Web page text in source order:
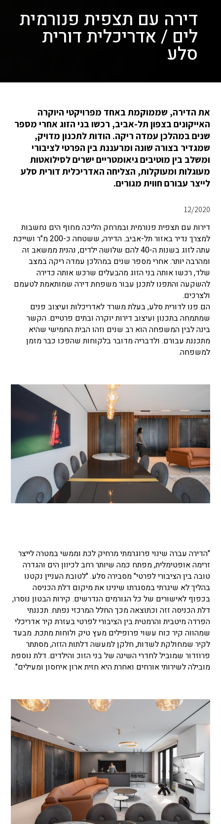
דירה עם תצפית פנורמית
לים / אדריכלית דורית
סלע
את הדירה, שממוקמת באחד מפרויקטי היוקרה
האייקונים בצפון תל-אביב, רכשו בני הזוג אחרי מספר
שנים במהלכן עמדה ריקה. הודות לתכנון מדויק,
שמגדיר בצורה שונה ומרעננת בין הפרטי לציבורי
ומשלב בין מוטיבים גיאומטריים ישרים לסילואטות
מעוגלות ומעוקלות, הצליחה האדריכלית דורית סלע
לייצר עבורם חווית מגורים.
12/2020
דירות עם תצפית פנורמית ובמרחק הליכה מחוף הים נחשבות
למצרך נדיר באזור תל-אביב. הדירה, ששטחה כ-200 מ"ר ושייכת
עתה לזוג בשנות ה-40 להם שלושה ילדים, נהנית ממשאב זה
ומהרבה יותר. אחרי מספר שנים במהלכן עמדה ריקה במצב
שלד, רכשו אותה בני הזוג מהבעלים שרכש אותה כדירה
להשקעה והתפנו לתכנן עבור משפחת דירה שמותאמת לטעמם
ולצרכים.
הם פנו לדורית סלע, בעלת משרד לאדריכלות ועיצוב פנים
שמתמחה בתכנון ועיצוב דירות יוקרה ובתים פרטיים. הקשר
בינה לבין המשפחה הוא רב שנים וזהו הבית החמישי שהיא
מתכננת עבורם. ולדבריה מדובר בלקוחות שהפכו כבר מזמן
למשפחה.
"הדירה עברה שינוי פרוגרמתי מרחיק לכת וממשי במטרה לייצר
זרימה אופטימלית, מפתח כמה שיותר רחב לכיוון הים והגדרה
טובה בין הציבורי לפרטי" מסבירה סלע. "לטובת העניין נקטנו
בהליך לא שיגרתי במסגרתו שינינו את מיקום דלת הכניסה
בכפוף לאישורים של כל הגורמים הנדרשים. קירות הבטון נוסרו,
דלת הכניסה זזה וכתוצאה מכך החלל המרכזי נפתח. תכננתי
הפרדה מיטבית והרמטית בין הציבורי לפרטי בעזרת קיר אדריכלי
שמהווה קיר כוח עשוי פרופילים מעץ טיק ולוחות מתכת. מבעד
לקיר שמחולקת לשדות, חלקן למעשה דלתות הזזה, מסתתר
פרוזדור שמוביל לחדרי השינה של בני הזוכ והילדים. דלת נוספת
מובילה לשירותי אורחים ואחרת היא חזית ארון איחסון ומעילים".